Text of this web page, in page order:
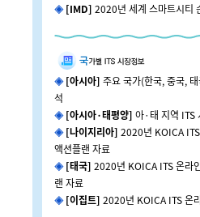
◈[IMD] 2020년 세계 스마트시티
◈ [아시아] 주요 국가(한국, 중국,
석
◈ [아시아·태평양] 아·태 지역 ITS
◈ [나이지리아] 2020년 KOICA
액션플랜 자료
◈ [태국] 2020년 KOICA ITS 온라
랜 자료
◈[이집트] 2020년 KOICA ITS 온